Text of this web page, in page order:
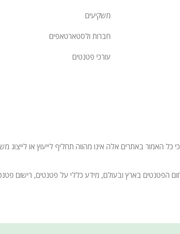
משקיעים
חברות ולסטארטאפים
עורכי פטנטים
באתרים אלה אינו מהווה תחליף לייעוץ או לייצוג
הפטנטים בארץ ובעולם, מידע כללי על פטנטים, רישום